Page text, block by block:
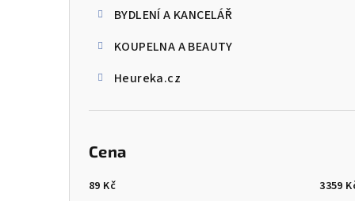
BYDLENÍ A KANCELÁŘ
KOUPELNA A BEAUTY
Heureka.cz
Cena
89 Kč 3359